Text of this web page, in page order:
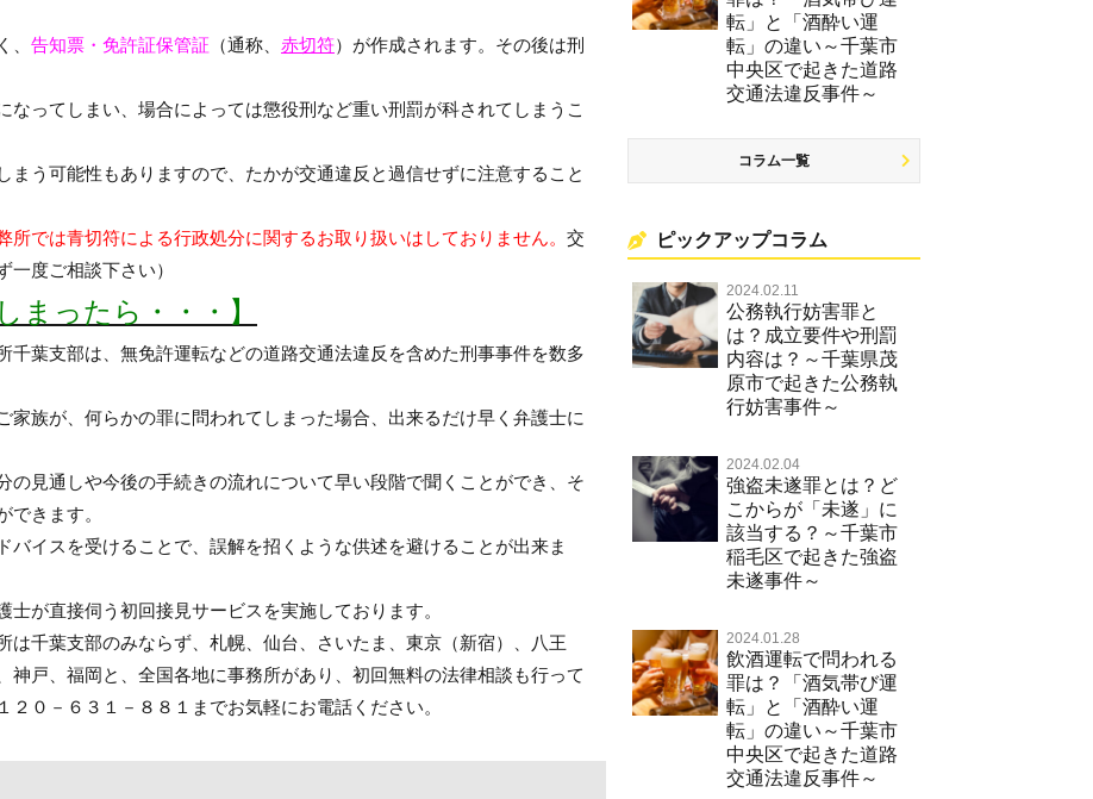
、 告知票・免許証保管証 （通称、 赤切符）が作成されます。その後は刑
なってしまい、場合によっては懲役刑など重い刑罰が科されてしまうこ
まう可能性もありますので、たかが交通違反と過信せずに注意すること
では青切符による行政処分に関するお取り扱いはしておりません。 交
度ご相談下さい）
まったら・・・】
千葉支部は、無免許運転などの道路交通法違反を含めた刑事事件を数多
家族が、何らかの罪に問われてしまった場合、出来るだけ早く弁護士に
の見通しや今後の手続きの流れについて早い段階で聞くことができ、そ
できます。
バイスを受けることで、誤解を招くような供述を避けることが出来ま
が直接伺う初回接見サービスを実施しております。
は千葉支部のみならず、札幌、仙台、さいたま、東京（新宿）、八王
神戸、福岡と、全国各地に事務所があり、初回無料の法律相談も行って
０－６３１－８８１までお気軽にお電話ください。
転」と「酒酔い運
転」の違い～千葉市
中央区で起きた道路
交通法違反事件～
コラム一覧
ピックアップコラム
2024.02.11
公務執行妨害罪と
は？成立要件や刑罰
内容は？～千葉県茂
原市で起きた公務執
行妨害事件～
2024.02.04
強盗未遂罪とは？ど
こからが「未遂」に
該当する？～千葉市
稲毛区で起きた強盗
未遂事件～
2024.01.28
飲酒運転で問われる
罪は？「酒気帯び運
転」と「酒酔い運
転」の違い～千葉市
中央区で起きた道路
交通法違反事件～